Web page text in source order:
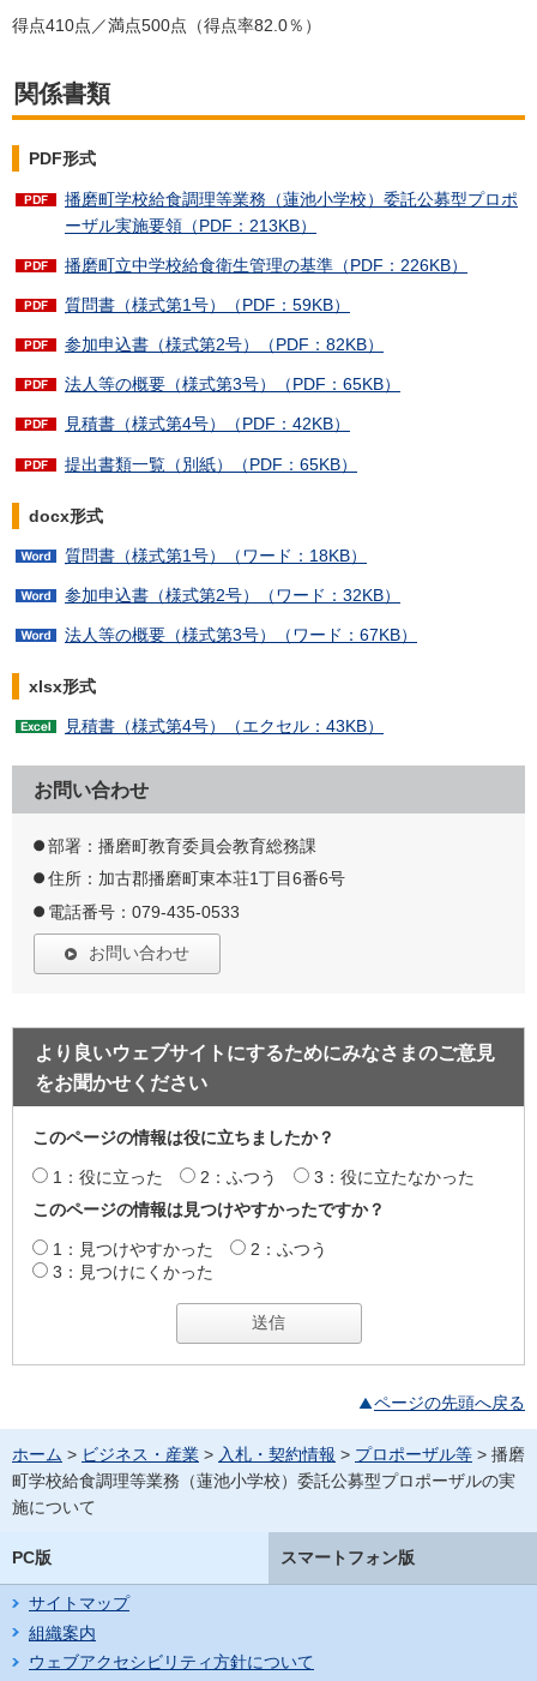
得点410点／満点500点（得点率82.0％）
関係書類
PDF形式
播磨町学校給食調理等業務（蓮池小学校）委託公募型プロポ
ーザル実施要領（PDF：213KB）
播磨町立中学校給食衛生管理の基準（PDF：226KB）
質問書（様式第1号）（PDF：59KB）
参加申込書（様式第2号）（PDF：82KB）
法人等の概要（様式第3号）（PDF：65KB）
見積書（様式第4号）（PDF：42KB）
提出書類一覧（別紙）（PDF：65KB）
docx形式
質問書（様式第1号）（ワード：18KB）
参加申込書（様式第2号）（ワード：32KB）
法人等の概要（様式第3号）（ワード：67KB）
xlsx形式
見積書（様式第4号）（エクセル：43KB）
お問い合わせ
部署：播磨町教育委員会教育総務課
住所：加古郡播磨町東本荘1丁目6番6号
電話番号：079-435-0533
お問い合わせ
より良いウェブサイトにするためにみなさまのご意見
をお聞かせください
このページの情報は役に立ちましたか？
1：役に立った 2：ふつう
3：役に立たなかった
このページの情報は見つけやすかったですか？
1：見つけやすかった
2：ふつう
3：見つけにくかった
ページの先頭へ戻る
ホーム > ビジネス・産業 > 入札・契約情報 > プロポーザル等 > 播磨
町学校給食調理等業務（蓮池小学校）委託公募型プロポーザルの実
施について
PC版 スマートフォン版
サイトマップ
組織案内
ウェブアクセシビリティ方針について